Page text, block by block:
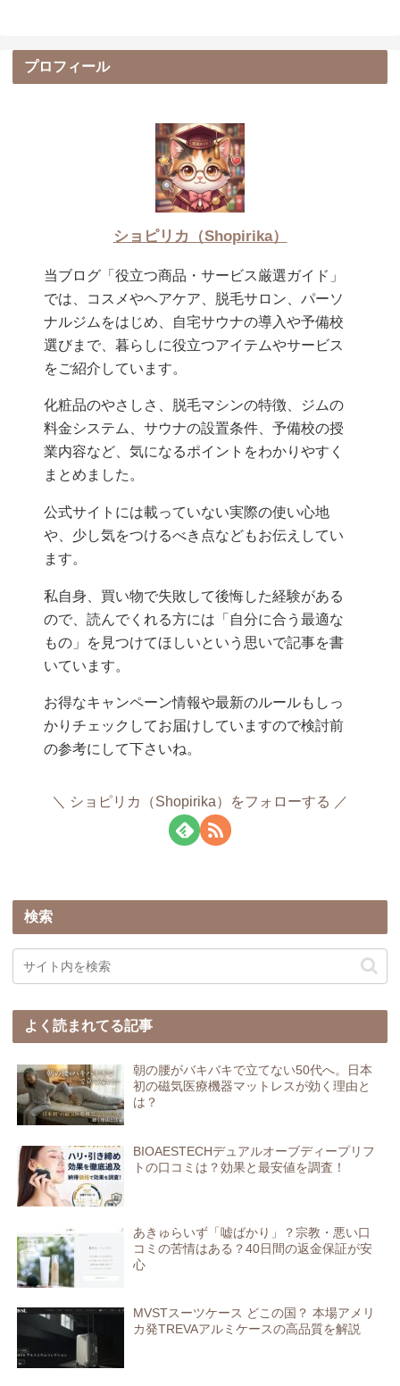
プロフィール
ショピリカ（Shopirika）
当ブログ「役立つ商品・サービス厳選ガイド」
では、コスメやヘアケア、脱毛サロン、パーソ
ナルジムをはじめ、自宅サウナの導入や予備校
選びまで、暮らしに役立つアイテムやサービス
をご紹介しています。
化粧品のやさしさ、脱毛マシンの特徴、ジムの
料金システム、サウナの設置条件、予備校の授
業内容など、気になるポイントをわかりやすく
まとめました。
公式サイトには載っていない実際の使い心地
や、少し気をつけるべき点などもお伝えしてい
ます。
私自身、買い物で失敗して後悔した経験がある
ので、読んでくれる方には「自分に合う最適な
もの」を見つけてほしいという思いで記事を書
いています。
お得なキャンペーン情報や最新のルールもしっ
かりチェックしてお届けしていますので検討前
の参考にして下さいね。
ショピリカ（Shopirika）をフォローする
検索
よく読まれてる記事
朝の腰がバキバキで立てない50代へ。日本
初の磁気医療機器マットレスが効く理由と
は？
BIOAESTECHデュアルオーブディープリフ
トの口コミは？効果と最安値を調査！
あきゅらいず「嘘ばかり」？宗教・悪い口
コミの苦情はある？40日間の返金保証が安
心
MVSTスーツケース どこの国？ 本場アメリ
カ発TREVAアルミケースの高品質を解説